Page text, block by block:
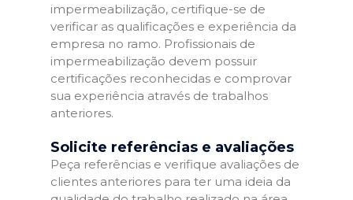
impermeabilização, certifique-se de
verificar as qualificações e experiência da
empresa no ramo. Profissionais de
impermeabilização devem possuir
certificações reconhecidas e comprovar
sua experiência através de trabalhos
anteriores.
Solicite referências e avaliações
Peça referências e verifique avaliações de
clientes anteriores para ter uma ideia da